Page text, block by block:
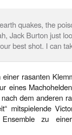
quakes, the
Jack Burton just
best shot. I can
rasanten
eines
dem anderen
mitspielende
zu einer